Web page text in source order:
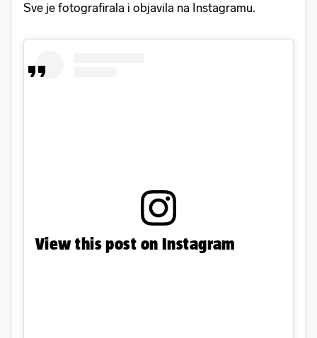
Sve je fotografirala i objavila na Instagramu.
View this post on Instagram